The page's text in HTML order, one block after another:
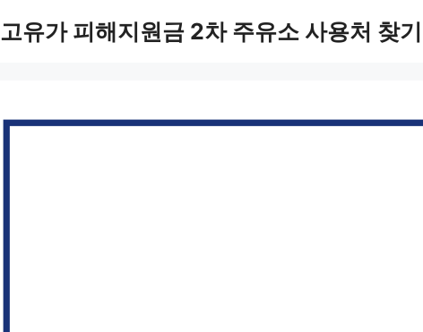
고유가 피해지원금 2차 주유소 사용처 찾기